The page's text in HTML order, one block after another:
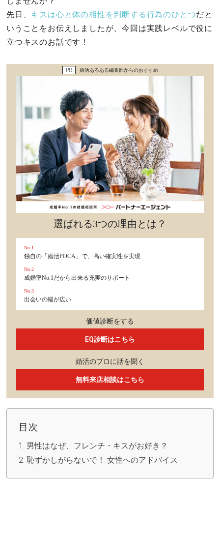
不倫・だめ男
感動
驚き
先日、 キスは心と体の相性を判断する行為のひとつだと
いうことをお伝えしましたが、今回は実践レベルで役に
立つキスのお話です！
PR 婚活あるある編集部からのおすすめ
選ばれる3つの理由とは？
No.1
独自の「婚活PDCA」で、高い確実性を実現
No.2
成婚率No.1だから出来る充実のサポート
No.3
出会いの幅が広い
価値診断をする
EQ診断はこちら
婚活のプロに話を聞く
無料来店相談はこちら
目次
男性はなぜ、フレンチ・キスがお好き？
恥ずかしがらないで！ 女性へのアドバイス